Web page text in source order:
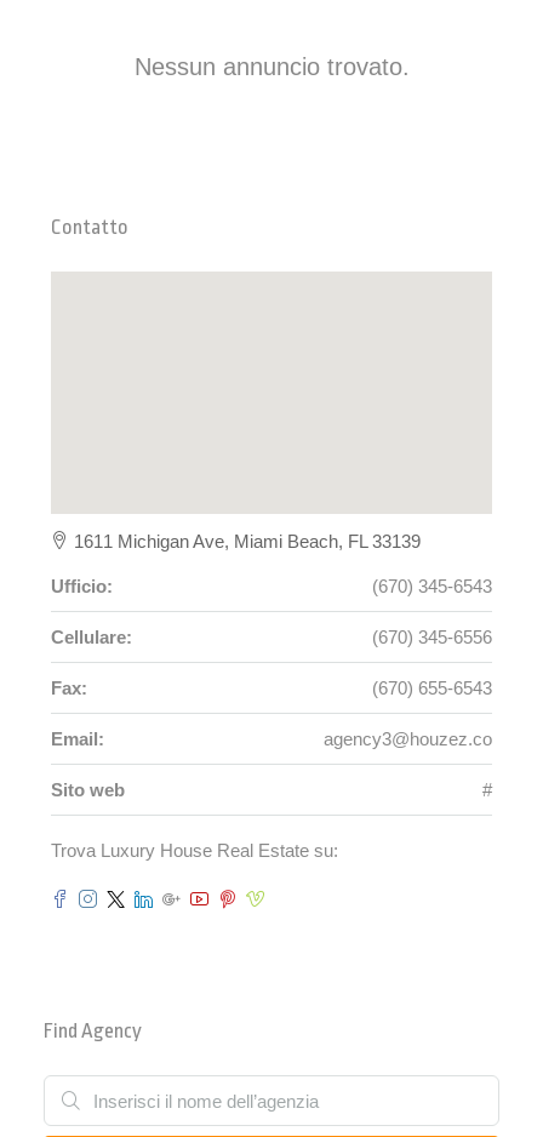
Nessun annuncio trovato.
Contatto
1611 Michigan Ave, Miami Beach, FL 33139
Ufficio: (670) 345-6543
Cellulare: (670) 345-6556
Fax: (670) 655-6543
Email: agency3@houzez.co
Sito web #
Trova Luxury House Real Estate su:
Find Agency